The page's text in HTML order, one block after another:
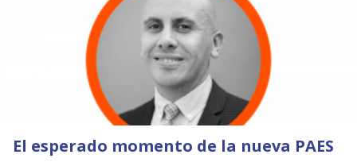
El esperado momento de la nueva PAES